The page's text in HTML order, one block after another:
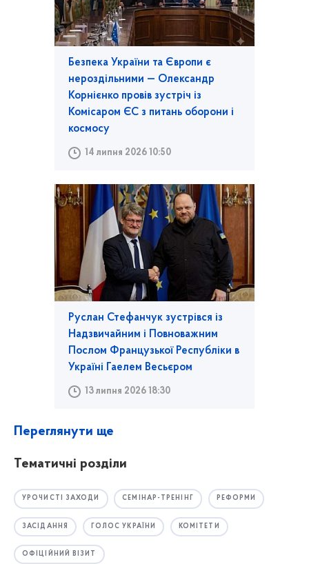
Безпека України та Європи є
нероздільними — Олександр
Корнієнко провів зустріч із
Комісаром ЄС з питань оборони і
космосу
14 липня 2026 10:50
Руслан Стефанчук зустрівся із
Надзвичайним і Повноважним
Послом Французької Республіки в
Україні Гаелем Весьєром
13 липня 2026 18:30
Переглянути ще
Тематичні розділи
УРОЧИСТІ ЗАХОДИ СЕМІНАР-ТРЕНІНГ РЕФОРМИ
ЗАСІДАННЯ ГОЛОС УКРАЇНИ КОМІТЕТИ
ОФІЦІЙНИЙ ВІЗИТ